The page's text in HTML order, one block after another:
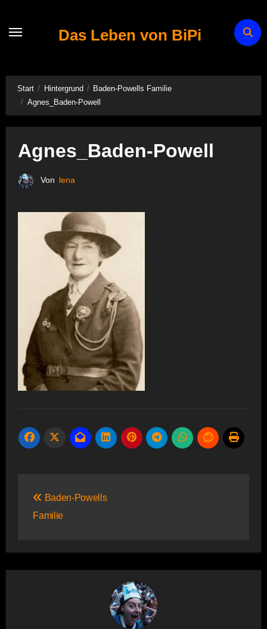
Das Leben von BiPi
Start Hintergrund
Baden-Powells Familie
Agnes_Baden-Powell
Agnes_Baden-Powell
Von lena
Baden-Powells
Familie